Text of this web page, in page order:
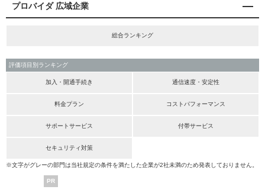
プロバイダ 広域企業
総合ランキング
評価項目別ランキング
加入・開通手続き 通信速度・安定性
料金プラン コストパフォーマンス
サポートサービス 付帯サービス
セキュリティ対策
※文字がグレーの部門は当社規定の条件を満たした企業が2社未満のため発表しておりません。
PR